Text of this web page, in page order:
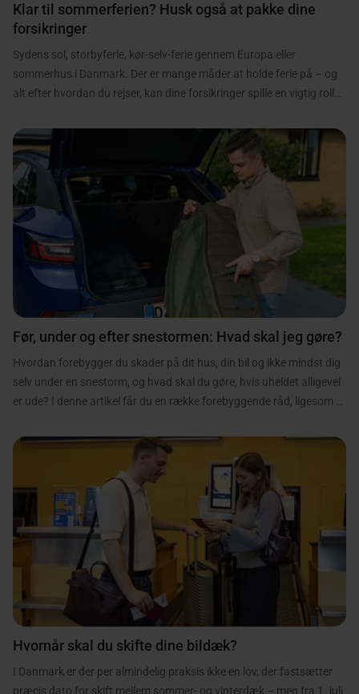
Klar til sommerferien? Husk også at pakke dine
forsikringer
Sydens sol, storbyferie, kør-selv-ferie gennem Europa eller
sommerhus i Danmark. Der er mange måder at holde ferie på – og
alt efter hvordan du rejser, kan dine forsikringer spille en vigtig rolle.
god idé at få styr på, hvordan du og familien er dækket, hvis uheldet
er ude. Her får du et hurtigt overblik over, hvad du med fordel kan
være opmærksom på, inden sommerferien begynder.
Før, under og efter snestormen: Hvad skal jeg gøre?
Hvordan forebygger du skader på dit hus, din bil og ikke mindst dig
selv under en snestorm, og hvad skal du gøre, hvis uheldet alligevel
er ude? I denne artikel får du en række forebyggende råd, ligesom vi
Hvornår skal du skifte dine bildæk?
I Danmark er der per almindelig praksis ikke en lov, der fastsætter
præcis dato for skift mellem sommer- og vinterdæk – men fra 1. juli